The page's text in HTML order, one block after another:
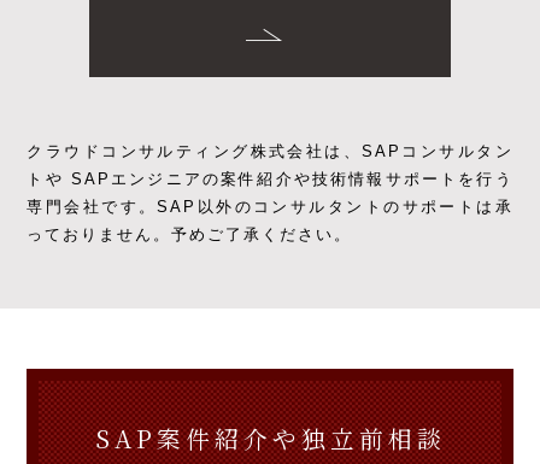
クラウドコンサルティング株式会社は、SAPコンサルタン
トや SAPエンジニアの案件紹介や技術情報サポートを行う
専門会社です。SAP以外のコンサルタントのサポートは承
っておりません。予めご了承ください。
SAP案件紹介や独立前相談